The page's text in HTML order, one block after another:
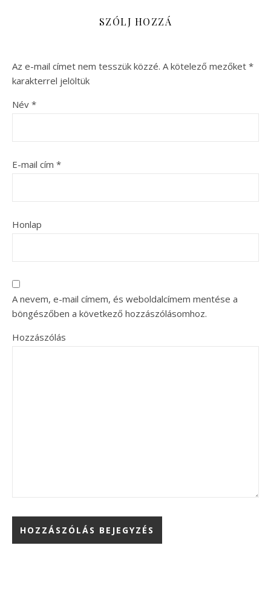
SZÓLJ HOZZÁ
Az e-mail címet nem tesszük közzé. A kötelező mezőket *
karakterrel jelöltük
Név *
E-mail cím *
Honlap
A nevem, e-mail címem, és weboldalcímem mentése a
böngészőben a következő hozzászólásomhoz.
Hozzászólás